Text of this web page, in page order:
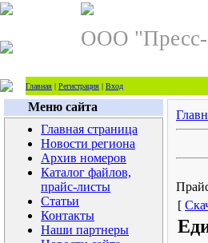
ООО
Главная | Регистрация | Вход
Меню сайта
Главная страница
Новости региона
Архив номеров
Каталог файлов,
прайс-листы
Статьи
Контакты
Наши партнеры
[